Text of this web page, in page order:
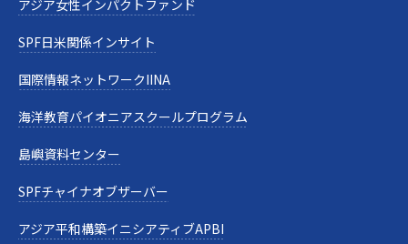
アジア女性インパクトファンド
SPF日米関係インサイト
国際情報ネットワークIINA
海洋教育パイオニアスクールプログラム
島嶼資料センター
SPFチャイナオブザーバー
アジア平和構築イニシアティブAPBI